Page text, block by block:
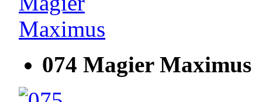
074 Magier Maximus